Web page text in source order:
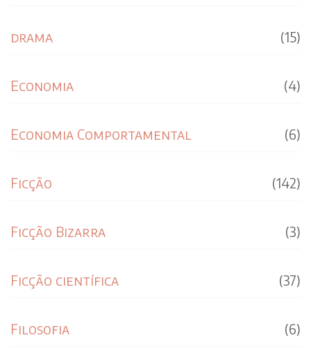
drama (15)
Economia (4)
Economia Comportamental (6)
Ficção (142)
Ficção Bizarra (3)
Ficção científica (37)
Filosofia (6)